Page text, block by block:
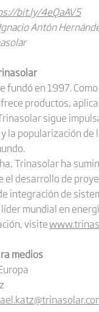
bit.ly/4eQaAV5
Antón
fundó en 1997.
productos,
sigue
la popularización
Trinasolar ha
el desarrollo de
integración de
mundial en
visite
medios